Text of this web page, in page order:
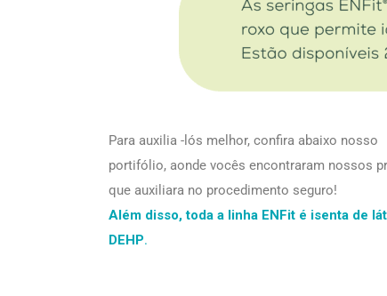
Para auxilia -lós melhor, confira abaixo nosso
portifólio, aonde vocês encontraram nossos
que auxiliara no procedimento seguro!
Além disso, toda a linha ENFit é isenta de
DEHP.